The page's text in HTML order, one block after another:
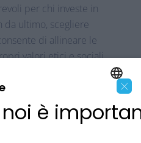
per chi investe in
da ultimo, scegliere
di allineare le
valori etici e sociali.
dei rischi. I rendimenti nel
superiori a quelli
la presenza di
settori, come tecnologia
ENGLISH
×
è